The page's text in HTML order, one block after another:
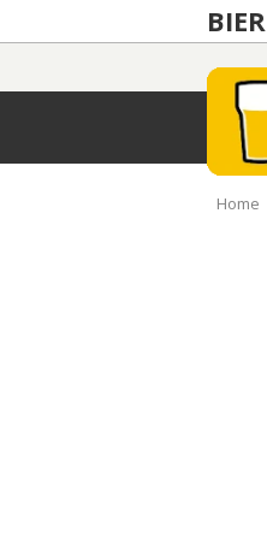
BIER
Home